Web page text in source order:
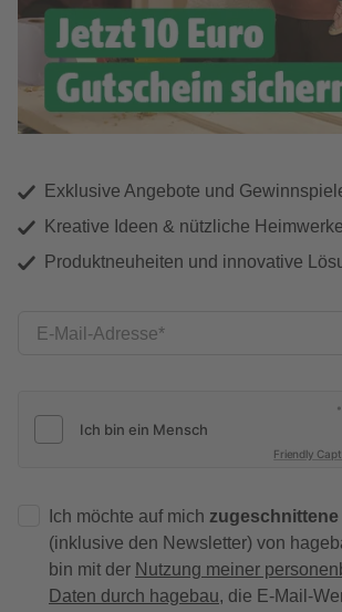
Exklusive Angebote und
Kreative Ideen & nützliche
Produktneuheiten und innovative
E-Mail-Adresse
Friendly
Ich möchte auf mich zugeschnittene
(inklusive den Newsletter) von
bin mit der Nutzung meiner
Daten durch hagebau, die E-Mail-